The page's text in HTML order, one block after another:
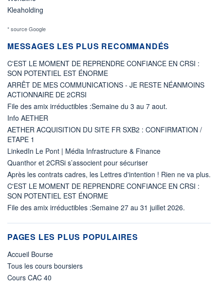
Kleaholding
* source Google
MESSAGES LES PLUS RECOMMANDÉS
C'EST LE MOMENT DE REPRENDRE CONFIANCE EN CRSI :
SON POTENTIEL EST ÉNORME
ARRÊT DE MES COMMUNICATIONS - JE RESTE NÉANMOINS
ACTIONNAIRE DE 2CRSI
File des amix irréductibles :Semaine du 3 au 7 aout.
Info AETHER
AETHER ACQUISITION DU SITE FR SXB2 : CONFIRMATION /
ETAPE 1
LinkedIn Le Pont | Média Infrastructure & Finance
Quanthor et 2CRSi s’associent pour sécuriser
Après les contrats cadres, les Lettres d'intention ! Rien ne va plus.
C'EST LE MOMENT DE REPRENDRE CONFIANCE EN CRSI :
SON POTENTIEL EST ÉNORME
File des amix irréductibles :Semaine 27 au 31 juillet 2026.
PAGES LES PLUS POPULAIRES
Accueil Bourse
Tous les cours boursiers
Cours CAC 40